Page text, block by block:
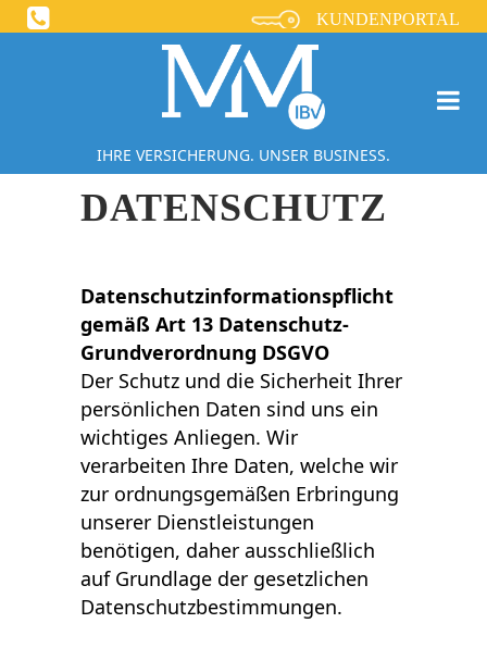
IHRE VERSICHERUNG. UNSER BUSINESS.
KUNDENPORTAL
DATENSCHUTZ
Datenschutzinformationspflicht
gemäß Art 13 Datenschutz-
Grundverordnung DSGVO
Der Schutz und die Sicherheit Ihrer
persönlichen Daten sind uns ein
wichtiges Anliegen. Wir
verarbeiten Ihre Daten, welche wir
zur ordnungsgemäßen Erbringung
unserer Dienstleistungen
benötigen, daher ausschließlich
auf Grundlage der gesetzlichen
Datenschutzbestimmungen.